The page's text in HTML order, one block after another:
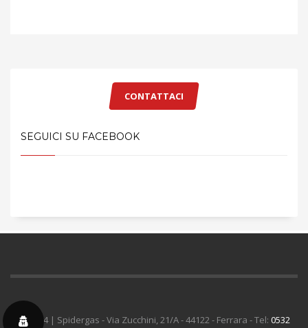
CONTATTACI
SEGUICI SU FACEBOOK
© 2024 | Spidergas - Via Zucchini, 21/A - 44122 - Ferrara - Tel: 0532